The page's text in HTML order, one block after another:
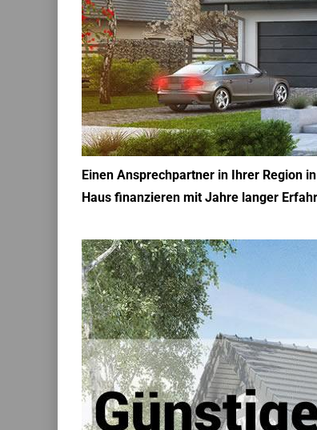
Einen Ansprechpartner in Ihrer Region
Haus finanzieren mit Jahre langer